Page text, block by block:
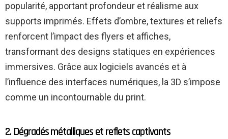
popularité, apportant profondeur et réalisme aux
supports imprimés. Effets d’ombre, textures et reliefs
renforcent l’impact des flyers et affiches,
transformant des designs statiques en expériences
immersives. Grâce aux logiciels avancés et à
l’influence des interfaces numériques, la 3D s’impose
comme un incontournable du print.
2. Dégradés métalliques et reflets captivants